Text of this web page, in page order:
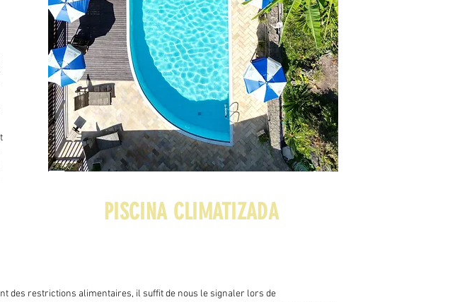
PISCINA CLIMATIZADA
des restrictions alimentaires, il suffit de nous le signaler lors de